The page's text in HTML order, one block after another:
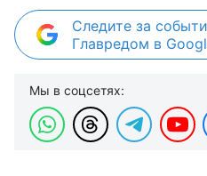
Следите за
Главредом в
Мы в соцсетях: